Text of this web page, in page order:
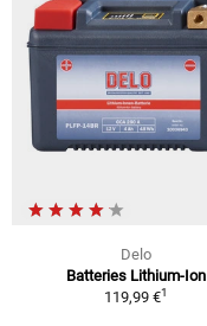
Delo
Batteries Lithium-Ion
119,99 €1